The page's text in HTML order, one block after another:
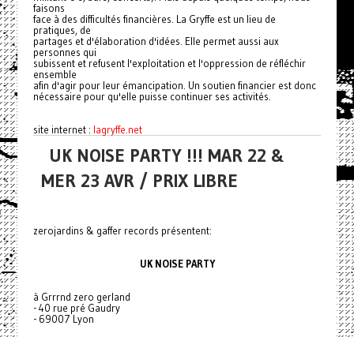
faisons
face à des difficultés financières. La Gryffe est un lieu de
pratiques, de
partages et d'élaboration d'idées. Elle permet aussi aux
personnes qui
subissent et refusent l'exploitation et l'oppression de réfléchir
ensemble
afin d'agir pour leur émancipation. Un soutien financier est donc
nécessaire pour qu'elle puisse continuer ses activités.
site internet : lagryffe.net
UK NOISE PARTY !!! MAR 22 &
MER 23 AVR / PRIX LIBRE
zerojardins & gaffer records présentent:
UK NOISE PARTY
à Grrrnd zero gerland
- 40 rue pré Gaudry
- 69007 Lyon